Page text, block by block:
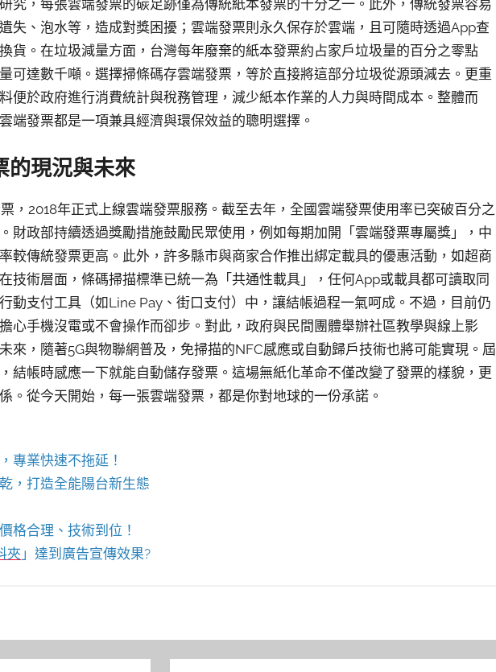
究，每張雲端發票的碳足跡僅為傳統紙本發票的十分之一。此外，傳統發票容易
失、泡水等，造成對獎困擾；雲端發票則永久保存於雲端，且可隨時透過App查
貨。在垃圾減量方面，台灣每年廢棄的紙本發票約占家戶垃圾量的百分之零點
可達數千噸。選擇掃條碼存雲端發票，等於直接將這部分垃圾從源頭減去。更重
便於政府進行消費統計與稅務管理，減少紙本作業的人力與時間成本。整體而
端發票都是一項兼具經濟與環保效益的聰明選擇。
的現況與未來
，2018年正式上線雲端發票服務。截至去年，全國雲端發票使用率已突破百分之
財政部持續透過獎勵措施鼓勵民眾使用，例如每期加開「雲端發票專屬獎」，中
較傳統發票更高。此外，許多縣市與商家合作推出綁定載具的優惠活動，如超商
技術層面，條碼掃描標準已統一為「共通性載具」，任何App或載具都可讀取同
動支付工具（如Line Pay、街口支付）中，讓結帳過程一氣呵成。不過，目前仍
心手機沒電或不會操作而卻步。對此，政府與民間團體舉辦社區教學與線上影
來，隨著5G與物聯網普及，免掃描的NFC感應或自動歸戶技術也將可能實現。屆
結帳時感應一下就能自動儲存發票。這場無紙化革命不僅改變了發票的樣貌，更
。從今天開始，每一張雲端發票，都是你對地球的一份承諾。
專業快速不拖延！
，打造全能陽台新生態
格合理、技術到位！
夾 」達到廣告宣傳效果?